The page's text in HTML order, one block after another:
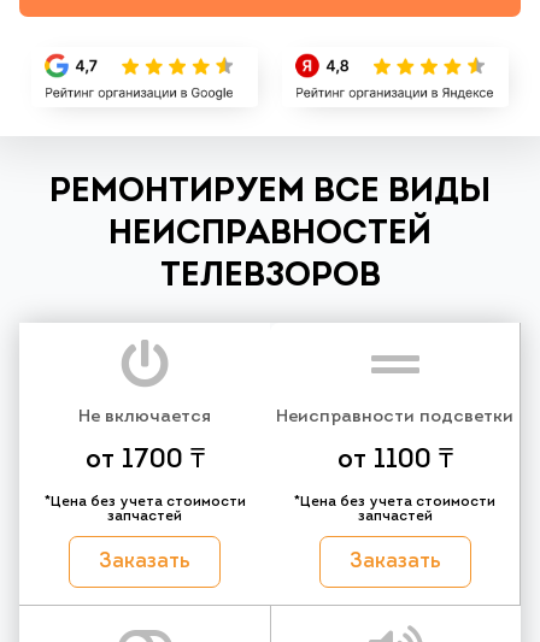
РЕМОНТИРУЕМ ВСЕ ВИДЫ
НЕИСПРАВНОСТЕЙ
ТЕЛЕВЗОРОВ
Не включается
от 1700 ₸
*Цена без учета стоимости
запчастей
Заказать
Неисправности подсветки
от 1100 ₸
*Цена без учета стоимости
запчастей
Заказать